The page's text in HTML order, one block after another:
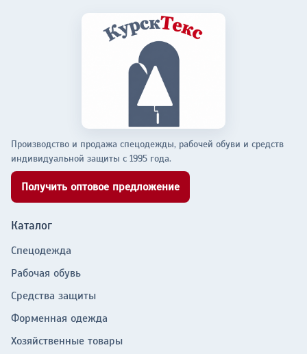
Производство и продажа спецодежды, рабочей обуви и средств
индивидуальной защиты с 1995 года.
Получить оптовое предложение
Каталог
Спецодежда
Рабочая обувь
Средства защиты
Форменная одежда
Хозяйственные товары